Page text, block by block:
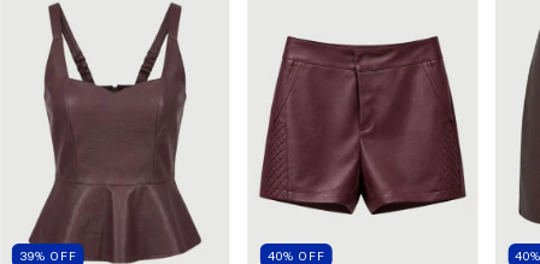
39% OFF 40% OFF 40